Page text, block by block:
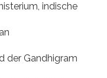
indische
der Gandhigram